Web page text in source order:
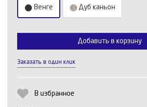
Венге Дуб каньон
Выберите количество:
Продолжить
Добавить в корзину
Заказать в один клик
В избранное